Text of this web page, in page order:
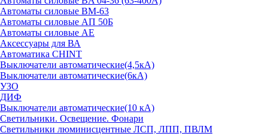
Автоматы силовые ВМ-63
Автоматы силовые АП 50Б
Автоматы силовые АЕ
Аксессуары для ВА
Автоматика CHINT
Выключатели автоматические(4,5кА)
Выключатели автоматические(6кА)
УЗО
ДИФ
Выключатели автоматические(10 кА)
Светильники. Освещение. Фонари
Светильники люминисцентные ЛСП, ЛПП, ПВЛМ